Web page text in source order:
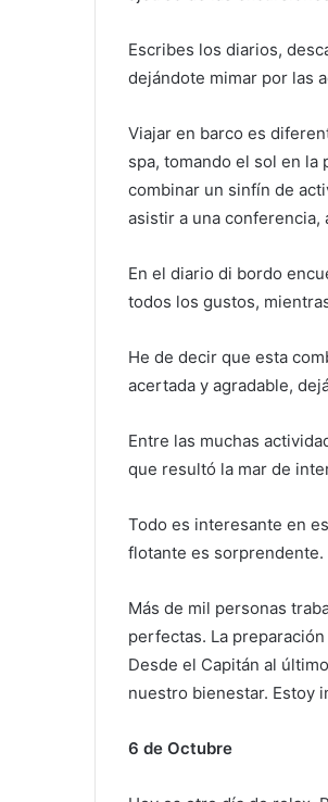
Escribes los diarios,
dejándote mimar por las
Viajar en barco es
spa, tomando el sol en la
combinar un sinfín de
asistir a una conferencia,
En el diario di bordo
todos los gustos,
He de decir que esta
acertada y agradable,
Entre las muchas
que resultó la mar de
Todo es interesante en
flotante es sorprendente.
Más de mil personas
perfectas. La
Desde el Capitán al
nuestro bienestar. Estoy
6 de Octubre